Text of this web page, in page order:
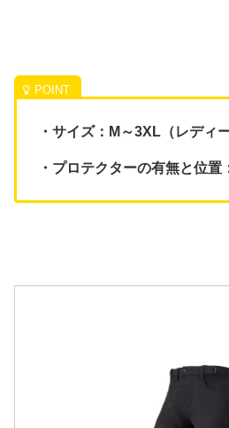
・サイズ：M～3XL（レディ
・プロテクターの有無と位置